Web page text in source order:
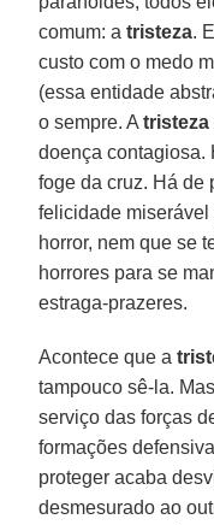
comum: atristeza.
custo com o medo
(essa entidade
o sempre. Atristeza
doença contagiosa.
foge da cruz. Há de
felicidade
horror, nem que se
horrores para se
estraga-prazeres.
Acontece que a
tampouco sê-la.
serviço das forças
formações
proteger acaba
desmesurado ao